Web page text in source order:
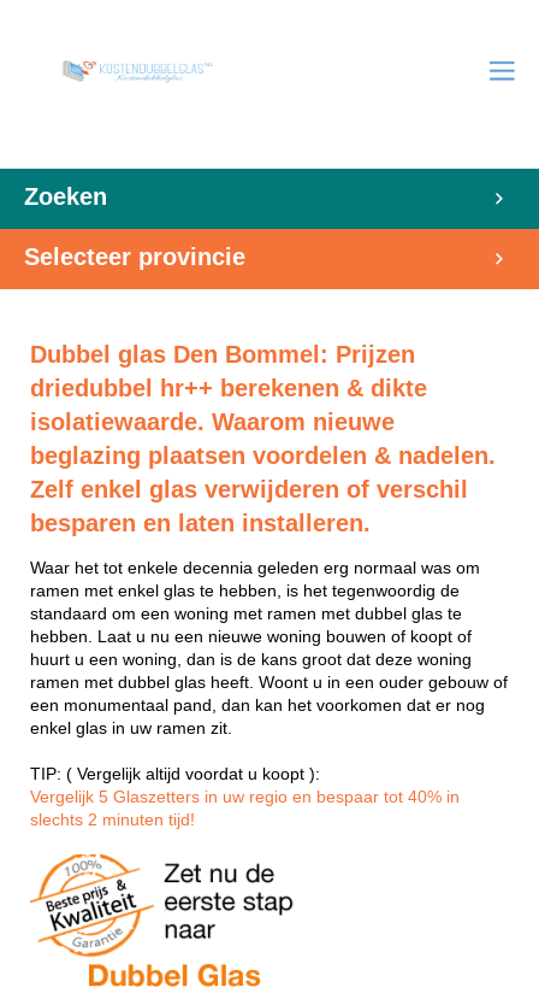
Zoeken
Selecteer provincie
Dubbel glas Den Bommel: Prijzen
driedubbel hr++ berekenen & dikte
isolatiewaarde. Waarom nieuwe
beglazing plaatsen voordelen & nadelen.
Zelf enkel glas verwijderen of verschil
besparen en laten installeren.
Waar het tot enkele decennia geleden erg normaal was om
ramen met enkel glas te hebben, is het tegenwoordig de
standaard om een woning met ramen met dubbel glas te
hebben. Laat u nu een nieuwe woning bouwen of koopt of
huurt u een woning, dan is de kans groot dat deze woning
ramen met dubbel glas heeft. Woont u in een ouder gebouw of
een monumentaal pand, dan kan het voorkomen dat er nog
enkel glas in uw ramen zit.
TIP: ( Vergelijk altijd voordat u koopt ):
Vergelijk 5 Glaszetters in uw regio en bespaar tot 40% in
slechts 2 minuten tijd!